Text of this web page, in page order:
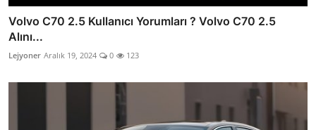
Volvo C70 2.5 Kullanıcı Yorumları ? Volvo C70 2.5
Alını...
Lejyoner Aralık 19, 2024 0 123